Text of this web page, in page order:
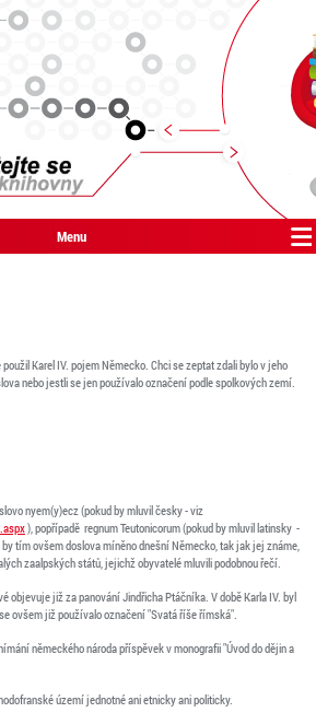
Menu
Karel IV. pojem Německo. Chci se zeptat zdali bylo v jeho
nebo jestli se jen používalo označení podle spolkových zemí.
nyem(y)ecz (pokud by mluvil česky - viz
), popřípadě regnum Teutonicorum (pokud by mluvil latinsky -
tím ovšem doslova míněno dnešní Německo, tak jak jej známe,
zaalpských států, jejichž obyvatelé mluvili podobnou řečí.
objevuje již za panování Jindřicha Ptáčníka. V době Karla IV. byl
ovšem již používalo označení "Svatá říše římská".
německého národa příspěvek v monografii "Úvod do dějin a
území jednotné ani etnicky ani politicky.